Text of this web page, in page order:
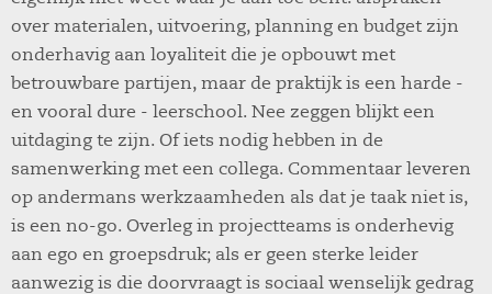
over materialen, uitvoering, planning en budget zijn
onderhavig aan loyaliteit die je opbouwt met
betrouwbare partijen, maar de praktijk is een harde -
en vooral dure - leerschool. Nee zeggen blijkt een
uitdaging te zijn. Of iets nodig hebben in de
samenwerking met een collega. Commentaar leveren
op andermans werkzaamheden als dat je taak niet is,
is een no-go. Overleg in projectteams is onderhevig
aan ego en groepsdruk; als er geen sterke leider
aanwezig is die doorvraagt is sociaal wenselijk gedrag